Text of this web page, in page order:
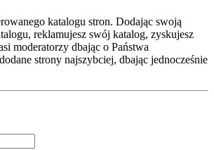
katalogu stron. Dodając swoją
reklamujesz swój katalog, zyskujesz
moderatorzy dbając o Państwa
strony najszybciej, dbając jednocześnie